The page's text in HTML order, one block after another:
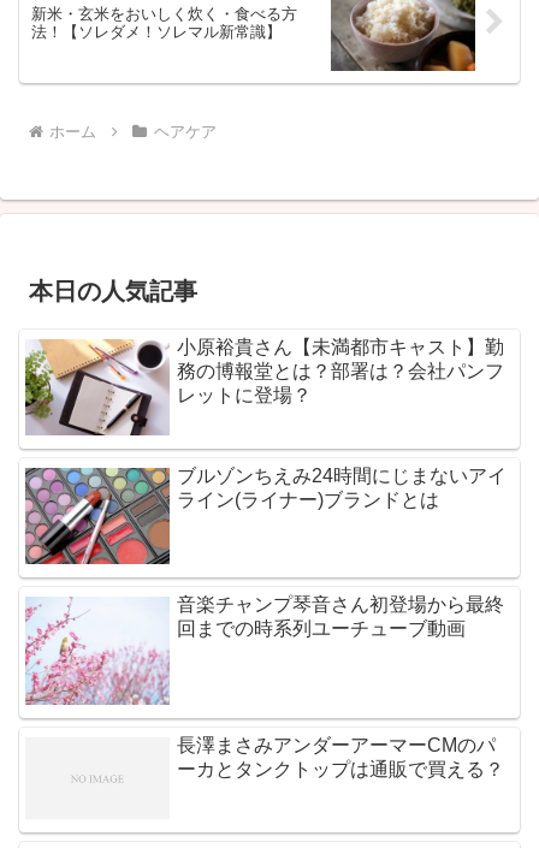
新米・玄米をおいしく炊く・食べる方
法！【ソレダメ！ソレマル新常識】
ホーム ヘアケア
本日の人気記事
小原裕貴さん【未満都市キャスト】勤
務の博報堂とは？部署は？会社パンフ
レットに登場？
ブルゾンちえみ24時間にじまないアイ
ライン(ライナー)ブランドとは
音楽チャンプ琴音さん初登場から最終
回までの時系列ユーチューブ動画
長澤まさみアンダーアーマーCMのパ
ーカとタンクトップは通販で買える？